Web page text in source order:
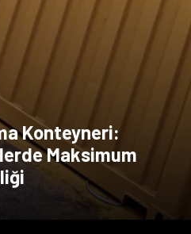
Konteyneri:
Maksimum